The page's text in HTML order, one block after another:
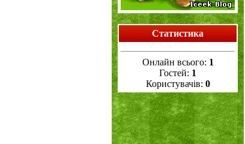
Статистика
Онлайн всього: 1
Гостей: 1
Користувачів: 0